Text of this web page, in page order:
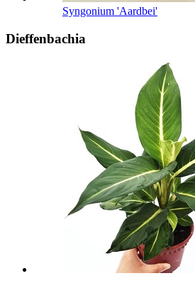
Syngonium 'Aardbei'
Dieffenbachia